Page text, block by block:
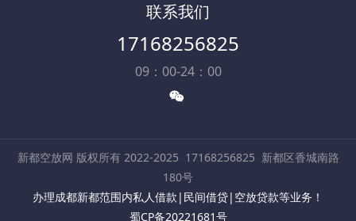
联系我们
17168256825
09：00-24：00
新都空放网 版权所有 2022-2025 17168256825 新都区香城南路
180号
办理成都新都范围内私人借款|民间借贷|空放贷款等业务！
蜀CP备20221681号